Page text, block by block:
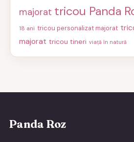
majorat tricou Panda
18 ani tricou personalizat majorat
majorat tricou tineri viață în natură
Panda Roz